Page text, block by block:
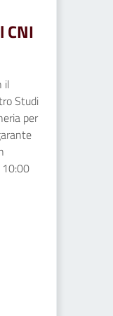
CNI
il
Studi
per